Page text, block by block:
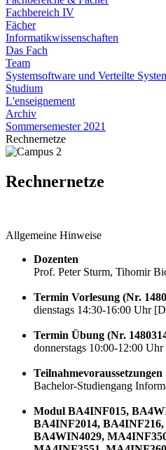
Fachbereich IV
Fächer
Informatikwissenschaften
Das Fach
Team
Systemsoftware und Verteilte
Studium
L'enseignement
Archiv
Sommersemester 2021
Rechnernetze
Rechnernetze
Allgemeine Hinweise
Dozenten
Prof. Peter Sturm, Tihomir
Termin Vorlesung (Nr.
dienstags 14:30-16:00 Uhr
Termin Übung (Nr.
donnerstags 10:00-12:00
Teilnahmevoraussetzungen
Bachelor-Studiengang
Modul BA4INF015,
BA4INF2014,
BA4WIN4029,